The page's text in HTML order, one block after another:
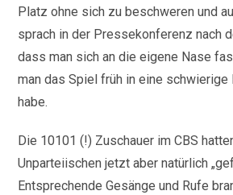
Platz ohne sich zu beschweren und
sprach in der Pressekonferenz nach
dass man sich an die eigene Nase
man das Spiel früh in eine schwierige
habe.
Die 10101 (!) Zuschauer im CBS
Unparteiischen jetzt aber natürlich
Entsprechende Gesänge und Rufe